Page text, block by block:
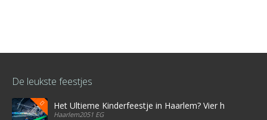
De leukste feestjes
Het Ultieme Kinderfeestje in Haarlem? Vier het bij
Haarlem2051 EG